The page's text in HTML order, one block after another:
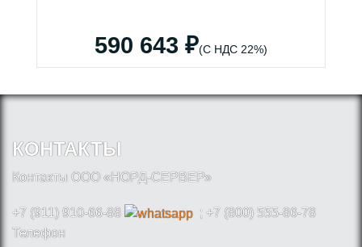
590 643 ₽(С НДС 22%)
КОНТАКТЫ
Контакты ООО «НОРД-СЕРВЕР»
+7 (911) 910-66-88
; +7 (800) 555-86-78
Телефон